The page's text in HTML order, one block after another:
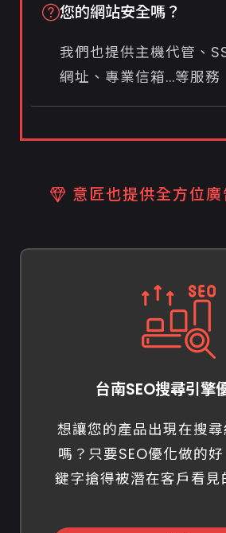
您的網站安全嗎？
我們也提供主機代管、
網址、專業信箱...等服務
意匠也提供全方位
台南SEO搜尋引擎
想讓您的產品出現在搜
嗎？只要SEO優化做的
鍵字搶得被潛在客戶看見